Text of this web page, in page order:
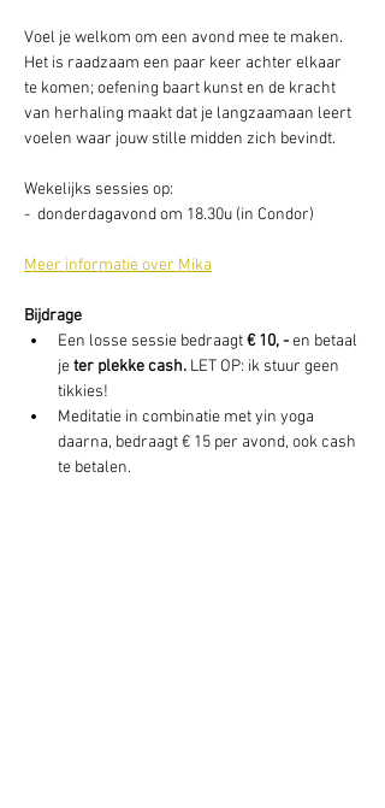
Voel je welkom om een avond mee te maken.
Het is raadzaam een paar keer achter elkaar
te komen; oefening baart kunst en de kracht
van herhaling maakt dat je langzaamaan leert
voelen waar jouw stille midden zich bevindt.
Wekelijks sessies op:
-  donderdagavond om 18.30u (in Condor)
Meer informatie over Mika
Bijdrage
Een losse sessie bedraagt € 10, - en betaal
je ter plekke cash. LET OP: ik stuur geen
tikkies!
Meditatie in combinatie met yin yoga
daarna, bedraagt € 15 per avond, ook cash
te betalen.